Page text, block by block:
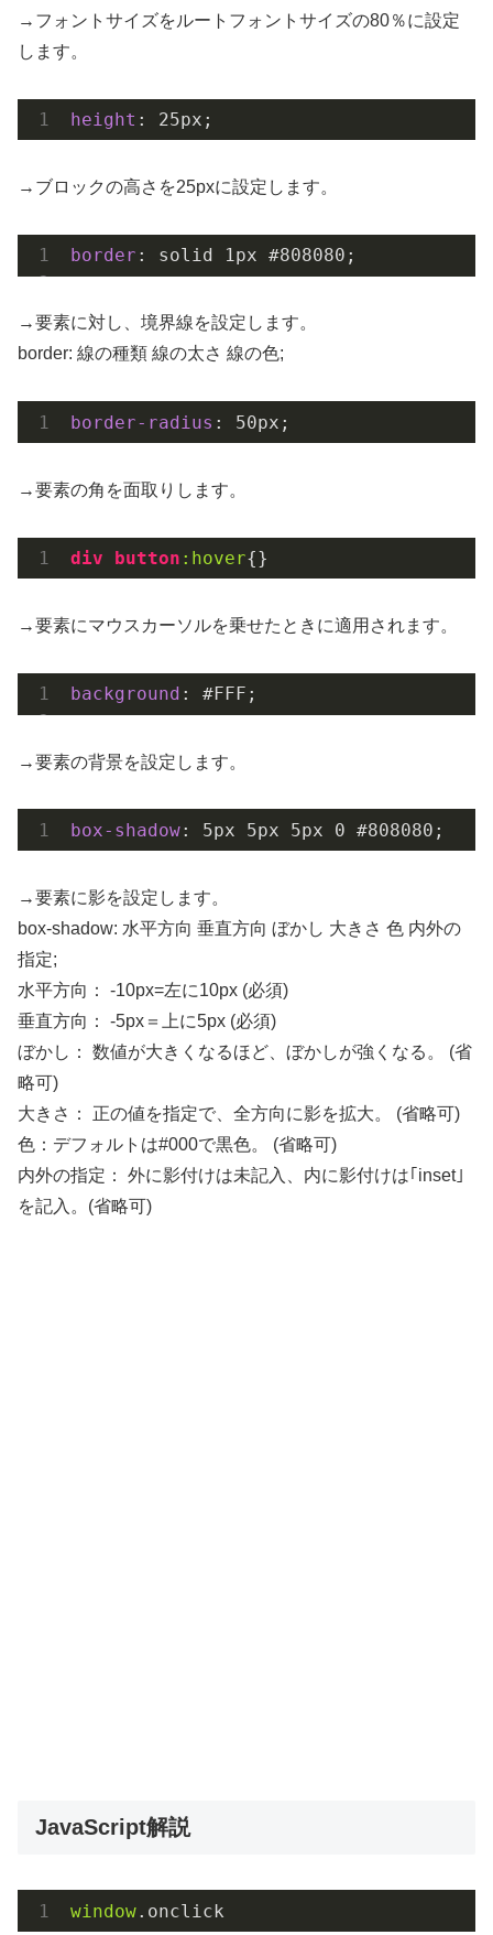
→フォントサイズをルートフォントサイズの80％に設定
します。
height : 25px ;
→ブロックの高さを25pxに設定します。
border : solid 1px #808080 ;
→要素に対し、境界線を設定します。
border: 線の種類 線の太さ 線の色;
border-radius : 50px ;
→要素の角を面取りします。
div button :hover{}
→要素にマウスカーソルを乗せたときに適用されます。
background : #FFF ;
→要素の背景を設定します。
box-shadow: 5px 5px 5px 0 #808080 ;
→要素に影を設定します。
box-shadow: 水平方向 垂直方向 ぼかし 大きさ 色 内外の
指定;
水平方向： -10px=左に10px (必須)
垂直方向： -5px＝上に5px (必須)
ぼかし： 数値が大きくなるほど、ぼかしが強くなる。 (省
略可)
大きさ： 正の値を指定で、全方向に影を拡大。 (省略可)
色：デフォルトは#000で黒色。 (省略可)
内外の指定： 外に影付けは未記入、内に影付けは｢inset｣
を記入。(省略可)
JavaScript解説
window.onclick